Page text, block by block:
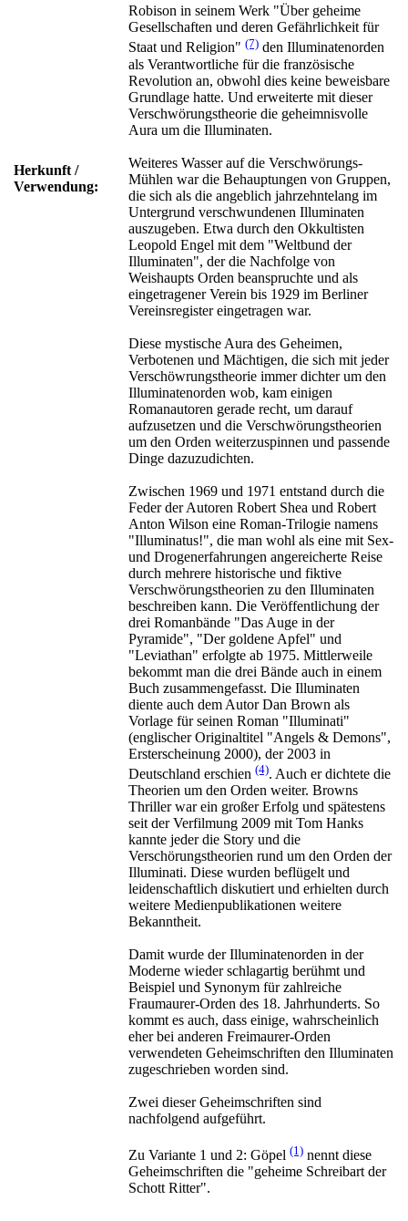
Herkunft /
Verwendung:
Robison in seinem Werk "Über geheime
Gesellschaften und deren Gefährlichkeit für
Staat und Religion" (7) den Illuminatenorden
als Verantwortliche für die französische
Revolution an, obwohl dies keine beweisbare
Grundlage hatte. Und erweiterte mit dieser
Verschwörungstheorie die geheimnisvolle
Aura um die Illuminaten.
Weiteres Wasser auf die Verschwörungs-
Mühlen war die Behauptungen von Gruppen,
die sich als die angeblich jahrzehntelang im
Untergrund verschwundenen Illuminaten
auszugeben. Etwa durch den Okkultisten
Leopold Engel mit dem "Weltbund der
Illuminaten", der die Nachfolge von
Weishaupts Orden beanspruchte und als
eingetragener Verein bis 1929 im Berliner
Vereinsregister eingetragen war.
Diese mystische Aura des Geheimen,
Verbotenen und Mächtigen, die sich mit jeder
Verschöwrungstheorie immer dichter um den
Illuminatenorden wob, kam einigen
Romanautoren gerade recht, um darauf
aufzusetzen und die Verschwörungstheorien
um den Orden weiterzuspinnen und passende
Dinge dazuzudichten.
Zwischen 1969 und 1971 entstand durch die
Feder der Autoren Robert Shea und Robert
Anton Wilson eine Roman-Trilogie namens
"Illuminatus!", die man wohl als eine mit Sex-
und Drogenerfahrungen angereicherte Reise
durch mehrere historische und fiktive
Verschwörungstheorien zu den Illuminaten
beschreiben kann. Die Veröffentlichung der
drei Romanbände "Das Auge in der
Pyramide", "Der goldene Apfel" und
"Leviathan" erfolgte ab 1975. Mittlerweile
bekommt man die drei Bände auch in einem
Buch zusammengefasst. Die Illuminaten
diente auch dem Autor Dan Brown als
Vorlage für seinen Roman "Illuminati"
(englischer Originaltitel "Angels & Demons",
Ersterscheinung 2000), der 2003 in
Deutschland erschien (4). Auch er dichtete die
Theorien um den Orden weiter. Browns
Thriller war ein großer Erfolg und spätestens
seit der Verfilmung 2009 mit Tom Hanks
kannte jeder die Story und die
Verschörungstheorien rund um den Orden der
Illuminati. Diese wurden beflügelt und
leidenschaftlich diskutiert und erhielten durch
weitere Medienpublikationen weitere
Bekanntheit.
Damit wurde der Illuminatenorden in der
Moderne wieder schlagartig berühmt und
Beispiel und Synonym für zahlreiche
Fraumaurer-Orden des 18. Jahrhunderts. So
kommt es auch, dass einige, wahrscheinlich
eher bei anderen Freimaurer-Orden
verwendeten Geheimschriften den Illuminaten
zugeschrieben worden sind.
Zwei dieser Geheimschriften sind
nachfolgend aufgeführt.
Zu Variante 1 und 2: Göpel (1) nennt diese
Geheimschriften die "geheime Schreibart der
Schott Ritter".